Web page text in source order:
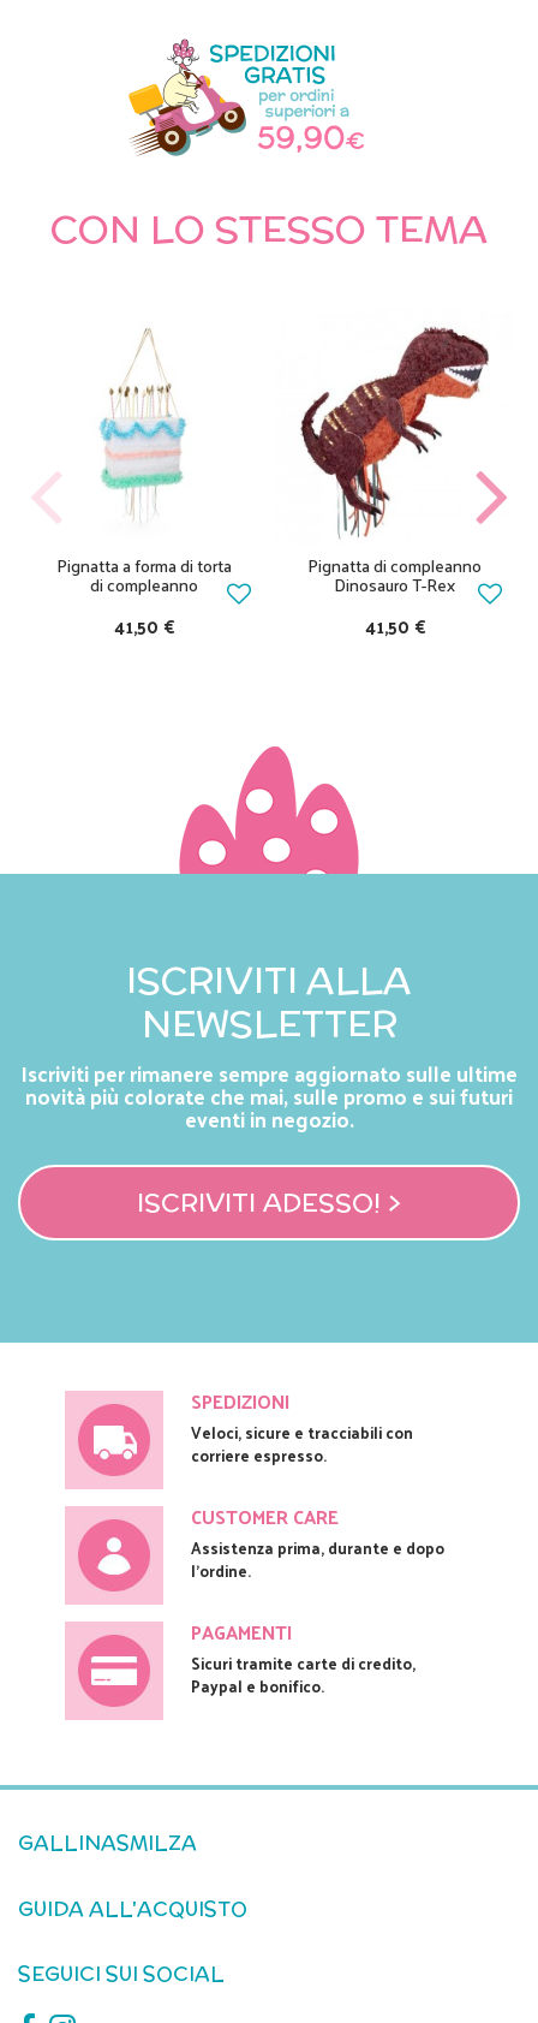
CON LO STESSO TEMA
Pignatta a forma di torta
di compleanno
41,50 €
Pignatta di compleanno
Dinosauro T-Rex
41,50 €
ISCRIVITI ALLA
NEWSLETTER
Iscriviti per rimanere sempre aggiornato sulle ultime
novità più colorate che mai, sulle promo e sui futuri
eventi in negozio.
ISCRIVITI ADESSO! >
SPEDIZIONI
Veloci, sicure e tracciabili con
corriere espresso.
CUSTOMER CARE
Assistenza prima, durante e dopo
l'ordine.
PAGAMENTI
Sicuri tramite carte di credito,
Paypal e bonifico.
GALLINASMILZA
GUIDA ALL'ACQUISTO
SEGUICI SUI SOCIAL